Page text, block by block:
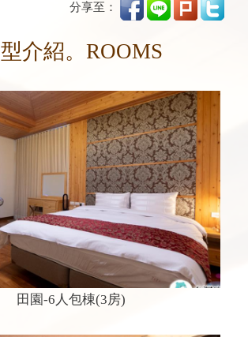
分享至：
介紹。ROOMS
田園-6人包棟(3房)